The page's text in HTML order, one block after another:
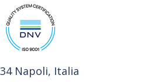
Napoli, Italia